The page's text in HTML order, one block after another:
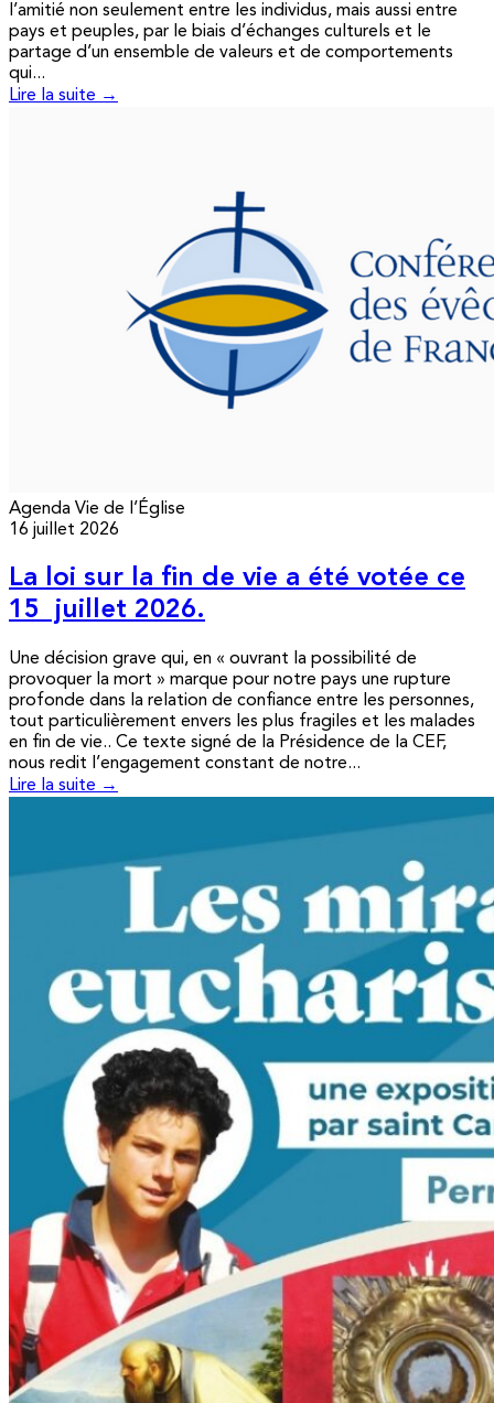
l’amitié non seulement entre les individus, mais aussi entre
pays et peuples, par le biais d’échanges culturels et le
partage d’un ensemble de valeurs et de comportements
qui...
Lire la suite →
Agenda Vie de l’Église
16 juillet 2026
La loi sur la fin de vie a été votée ce
15 juillet 2026.
Une décision grave qui, en « ouvrant la possibilité de
provoquer la mort » marque pour notre pays une rupture
profonde dans la relation de confiance entre les personnes,
tout particulièrement envers les plus fragiles et les malades
en fin de vie.. Ce texte signé de la Présidence de la CEF,
nous redit l’engagement constant de notre...
Lire la suite →